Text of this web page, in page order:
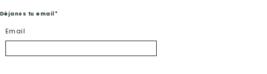
Déjanos tu email*
Email